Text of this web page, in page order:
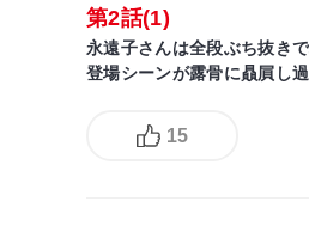
第2話(1)
永遠子さんは全段ぶち抜き
登場シーンが露骨に贔屓し
15